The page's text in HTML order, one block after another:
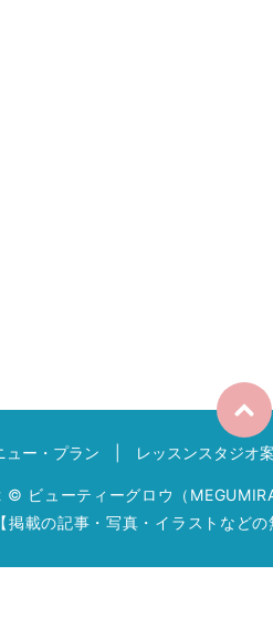
ュー・プラン レッスンスタジオ
ビューティーグロウ（
【掲載の記事・写真・イラストなど